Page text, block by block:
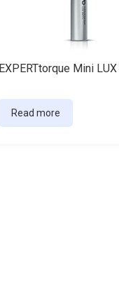
EXPERTtorque Mini
Read more